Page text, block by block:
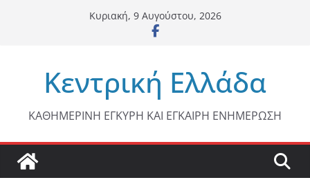
Κυριακή, 9 Αυγούστου, 2026
Κεντρική Ελλάδα
ΚΑΘΗΜΕΡΙΝΗ ΕΓΚΥΡΗ ΚΑΙ ΕΓΚΑΙΡΗ ΕΝΗΜΕΡΩΣΗ